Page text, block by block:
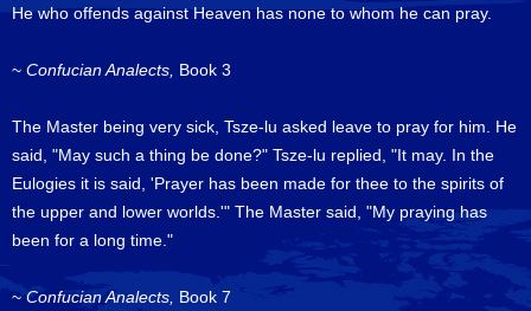
He who offends against Heaven has none to whom he can pray.
~ Confucian Analects, Book 3
The Master being very sick, Tsze-lu asked leave to pray for him. He
said, "May such a thing be done?" Tsze-lu replied, "It may. In the
Eulogies it is said, 'Prayer has been made for thee to the spirits of
the upper and lower worlds.'" The Master said, "My praying has
been for a long time."
~Confucian Analects, Book 7